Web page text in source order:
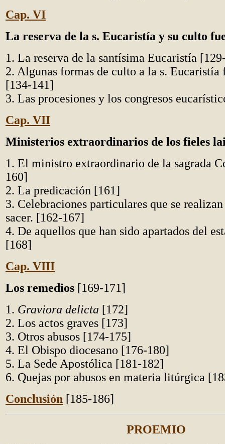
Cap. VI
La reserva de la s. Eucaristía y su culto
1. La reserva de la santísima Eucaristía
2. Algunas formas de culto a la s. Eucaristía
[134-141]
3. Las procesiones y los congresos
Cap. VII
Ministerios extraordinarios de los fieles
1. El ministro extraordinario de la sagrada
160]
2. La predicación [161]
3. Celebraciones particulares que se
sacer. [162-167]
4. De aquellos que han sido apartados del
[168]
Cap. VIII
Los remedios [169-171]
1. Graviora delicta [172]
2. Los actos graves [173]
3. Otros abusos [174-175]
4. El Obispo diocesano [176-180]
5. La Sede Apostólica [181-182]
6. Quejas por abusos en materia litúrgica
Conclusión [185-186]
PROEMIO